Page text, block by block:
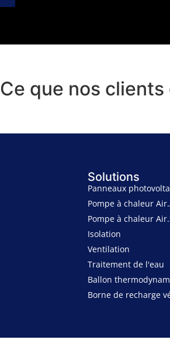
Ce que nos
Solutions
Panneaux
Pompe à chaleur
Pompe à chaleur
Isolation
Ventilation
Traitement de l'eau
Ballon
Borne de recharge